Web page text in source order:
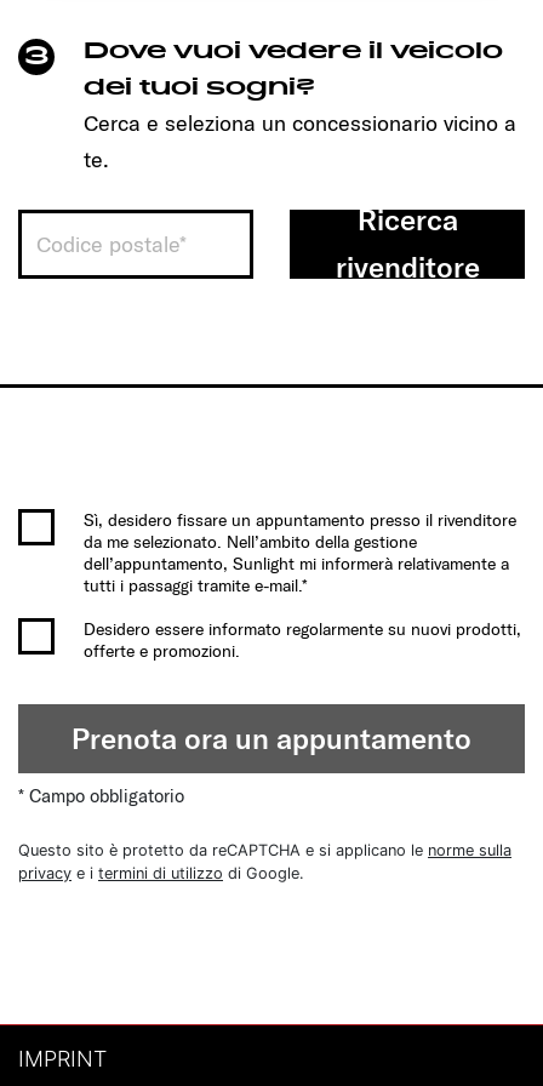
3
Dove vuoi vedere il veicolo
dei tuoi sogni?
Cerca e seleziona un concessionario vicino a
te.
Ricerca
rivenditore
Sì, desidero fissare un appuntamento presso il rivenditore
da me selezionato. Nell’ambito della gestione
dell’appuntamento, Sunlight mi informerà relativamente a
tutti i passaggi tramite e-mail.*
Desidero essere informato regolarmente su nuovi prodotti,
offerte e promozioni.
Prenota ora un appuntamento
* Campo obbligatorio
Questo sito è protetto da reCAPTCHA e si applicano le norme sulla
privacy e i termini di utilizzo di Google.
IMPRINT